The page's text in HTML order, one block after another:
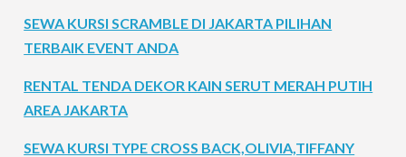
SEWA KURSI SCRAMBLE DI JAKARTA PILIHAN
TERBAIK EVENT ANDA
RENTAL TENDA DEKOR KAIN SERUT MERAH PUTIH
AREA JAKARTA
SEWA KURSI TYPE CROSS BACK,OLIVIA,TIFFANY